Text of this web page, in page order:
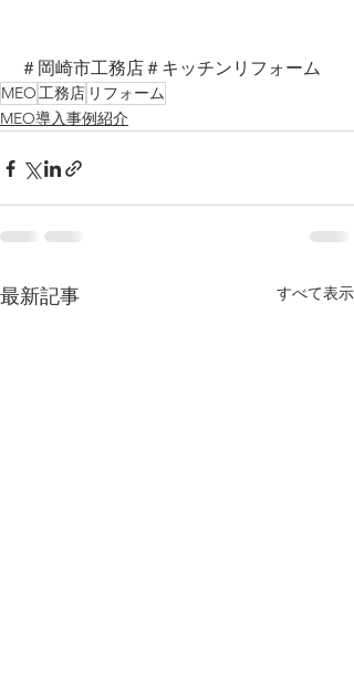
＃岡崎市工務店＃キッチンリフォーム
MEO工務店 リフォーム
MEO導入事例紹介
最新記事 すべて表示